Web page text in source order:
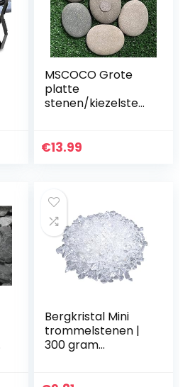
MSCOCO Grote
platte
stenen/kiezelsten
voor de tuin,
€13.99
Bergkristal Mini
trommelstenen |
300 gram